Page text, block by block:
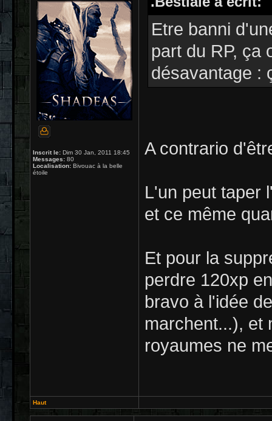
Inscrit le: Dim 30 Jan, 2011 18:45
Messages: 80
Localisation: Bivouac à la belle
étoile
Etre banni
part du RP, ça
désavantage :
A contrario
L'un peut taper
et ce même
Et pour la
perdre 120xp
bravo à l'idée
marchent...), et
royaumes ne
Haut